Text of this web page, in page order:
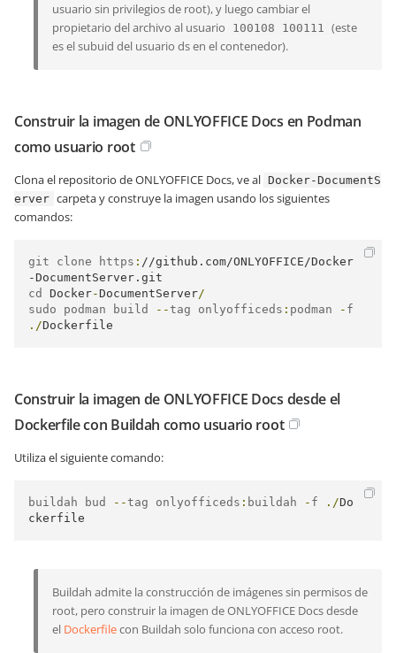
usuario sin privilegios de root), y luego cambiar el
propietario del archivo al usuario
100108 100111 (este
es el subuid del usuario ds en el contenedor).
Construir la imagen de ONLYOFFICE Docs en Podman
como usuario root
Clona el repositorio de ONLYOFFICE Docs, ve al Docker-DocumentS
erver carpeta y construye la imagen usando los siguientes
comandos:
git clone https : //github.com/ONLYOFFICE/Docker
-DocumentServer.git
cd Docker-DocumentServer/
sudo podman build
--tag onlyofficeds : podman -
./Dockerfile
Construir la imagen de ONLYOFFICE Docs desde el
Dockerfile con Buildah como usuario root
Utiliza el siguiente comando:
buildah bud --tag onlyofficeds : buildah - f ./Do
ckerfile
Buildah admite la construcción de imágenes sin permisos de
root, pero construir la imagen de ONLYOFFICE Docs desde
el Dockerfilecon Buildah solo funciona con acceso root.